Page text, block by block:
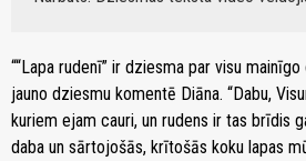
““Lapa rudenī” ir dziesma par visu
jauno dziesmu komentē Diāna. “Dabu,
kuriem ejam cauri, un rudens ir tas brīdis
daba un sārtojošās, krītošās koku lapas